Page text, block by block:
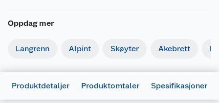
Oppdag mer
Langrenn Alpint Skøyter Akebrett
Produktdetaljer Produktomtaler Spesifikasjoner